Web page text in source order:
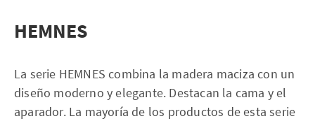
HEMNES
La serie HEMNES combina la madera maciza con un
diseño moderno y elegante. Destacan la cama y el
aparador. La mayoría de los productos de esta serie